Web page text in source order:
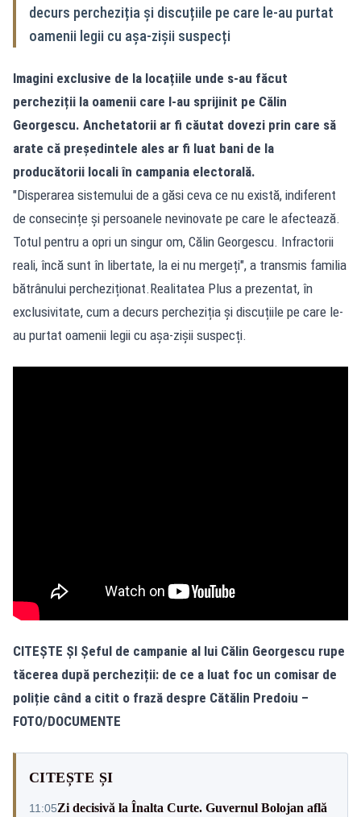
decurs percheziția și discuțiile pe care le-au purtat
oamenii legii cu așa-zișii suspecți
Imagini exclusive de la locațiile unde s-au făcut
percheziții la oamenii care l-au sprijinit pe Călin
Georgescu. Anchetatorii ar fi căutat dovezi prin care să
arate că președintele ales ar fi luat bani de la
producătorii locali în campania electorală.
"Disperarea sistemului de a găsi ceva ce nu există, indiferent
de consecințe și persoanele nevinovate pe care le afectează.
Totul pentru a opri un singur om, Călin Georgescu. Infractorii
reali, încă sunt în libertate, la ei nu mergeți", a transmis familia
bătrânului percheziționat.Realitatea Plus a prezentat, în
exclusivitate, cum a decurs percheziția și discuțiile pe care le-
au purtat oamenii legii cu așa-zișii suspecți.
CITEȘTE ȘI Șeful de campanie al lui Călin Georgescu rupe
tăcerea după percheziții: de ce a luat foc un comisar de
poliție când a citit o frază despre Cătălin Predoiu –
FOTO/DOCUMENTE
CITEȘTE ȘI
11:05Zi decisivă la Înalta Curte. Guvernul Bolojan află